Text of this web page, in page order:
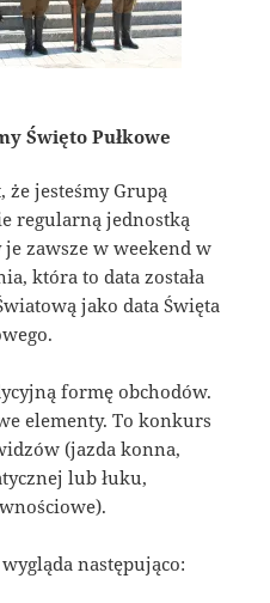
Święto Pułkowe
że jesteśmy Grupą
regularną jednostką
zawsze w weekend w
która to data została
jako data Święta
formę obchodów.
elementy. To konkurs
(jazda konna,
lub łuku,
następująco: